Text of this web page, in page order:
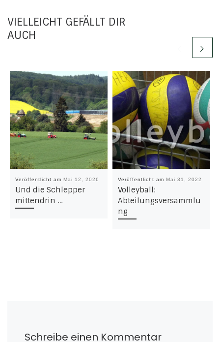
VIELLEICHT GEFÄLLT DIR
AUCH
Veröffentlicht am Mai 12, 2026
Und die Schlepper
mittendrin …
Veröffentlicht am Mai 31, 2022
Volleyball:
Abteilungsversammlu
ng
Schreibe einen Kommentar